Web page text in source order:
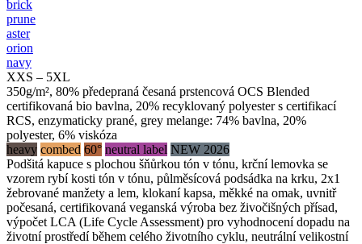
brick
prune
aster
orion
navy
XXS – 5XL
350g/m², 80% předepraná česaná prstencová OCS Blended
certifikovaná bio bavlna, 20% recyklovaný polyester s certifikací
RCS, enzymaticky prané, grey melange: 74% bavlna, 20%
polyester, 6% viskóza
heavy combed 60° neutral label NEW 2026
Podšitá kapuce s plochou šňůrkou tón v tónu, krční lemovka se
vzorem rybí kosti tón v tónu, půlměsícová podsádka na krku, 2x1
žebrované manžety a lem, klokaní kapsa, měkké na omak, uvnitř
počesaná, certifikovaná veganská výroba bez živočišných přísad,
výpočet LCA (Life Cycle Assessment) pro vyhodnocení dopadu na
životní prostředí během celého životního cyklu, neutrální velikostní